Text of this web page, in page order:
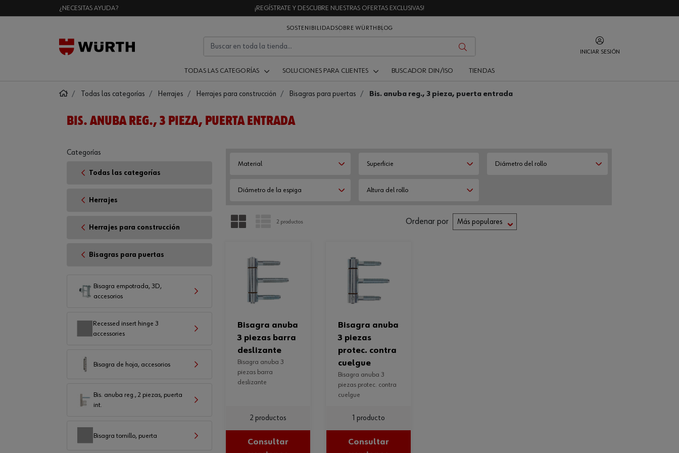
¿NECESITAS AYUDA? ¡REGÍSTRATE Y DESCUBRE NUESTRAS OFERTAS EXCLUSIVAS!
SOSTENIBILIDADSOBRE WÜRTH BLOG
INICIAR SESIÓN
TODAS LAS CATEGORÍAS SOLUCIONES PARA CLIENTES BUSCADOR DIN/ISO TIENDAS
Todas las categorías Herrajes Herrajes para construcción Bisagras para puertas Bis. anuba reg., 3 pieza, puerta entrada
BIS. ANUBA REG., 3 PIEZA, PUERTA ENTRADA
Material Superficie Diámetro del rollo
Diámetro de la espiga Altura del rollo
PARRILLA LISTA
2 productos Ordenar por
bisagra anuba
3 piezas barra
deslizante
bisagra anuba 3
piezas barra
deslizante
2 productos
Consultar
bisagra anuba
3 piezas
protec. contra
cuelgue
bisagra anuba 3
piezas protec. contra
cuelgue
1 producto
Consultar
Categorías
Todas las categorías
Herrajes
Herrajes para construcción
Bisagras para puertas
Bisagra empotrada, 3D,
accesorios
Recessed insert hinge 3
accessories
Bisagra de hoja, accesorios
Bis. anuba reg., 2 piezas, puerta
int.
Bisagra tornillo, puerta